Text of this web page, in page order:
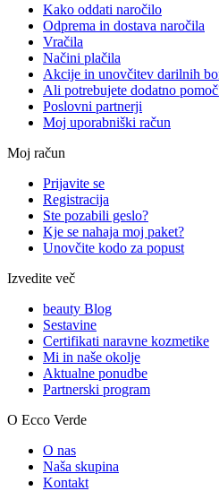
Kako oddati naročilo
Odprema in dostava naročila
Vračila
Načini plačila
Akcije in unovčitev darilnih
Ali potrebujete dodatno
Poslovni partnerji
Moj uporabniški račun
Moj račun
Prijavite se
Registracija
Ste pozabili geslo?
Kje se nahaja moj paket?
Unovčite kodo za popust
Izvedite več
beauty Blog
Sestavine
Certifikati naravne kozmetike
Mi in naše okolje
Aktualne ponudbe
Partnerski program
O Ecco Verde
O nas
Naša skupina
Kontakt